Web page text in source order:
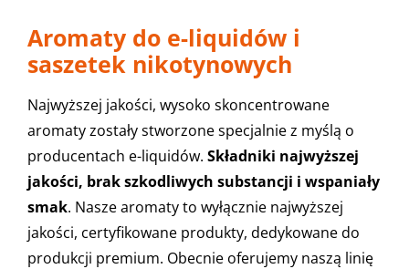
Aromaty do e-liquidów i
saszetek nikotynowych
Najwyższej jakości, wysoko skoncentrowane
aromaty zostały stworzone specjalnie z myślą o
producentach e-liquidów. Składniki najwyższej
jakości, brak szkodliwych substancji i wspaniały
smak. Nasze aromaty to wyłącznie najwyższej
jakości, certyfikowane produkty, dedykowane do
produkcji premium. Obecnie oferujemy naszą linię